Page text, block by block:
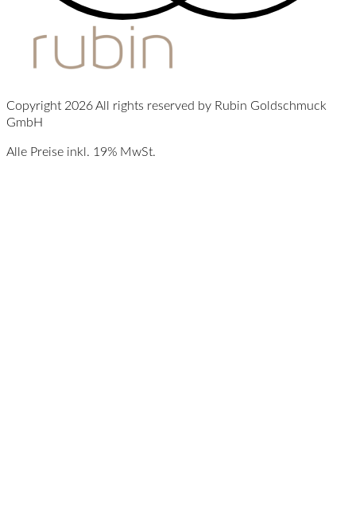
Copyright 2026 All rights reserved by Rubin Goldschmuck
GmbH
Alle Preise inkl. 19% MwSt.